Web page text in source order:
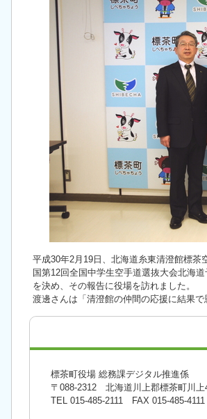
平成30年2月19日、北海道糸東清澄館標
国第12回全国中学生空手道選抜大会北海
を決め、その報告に役場を訪れました。
渡邊さんは「清澄館の仲間の応援に結果
標茶町役場 総務課デジタル推進係
〒088-2312 北海道川上郡標茶町川上
TEL 015-485-2111 FAX 015-485-4111